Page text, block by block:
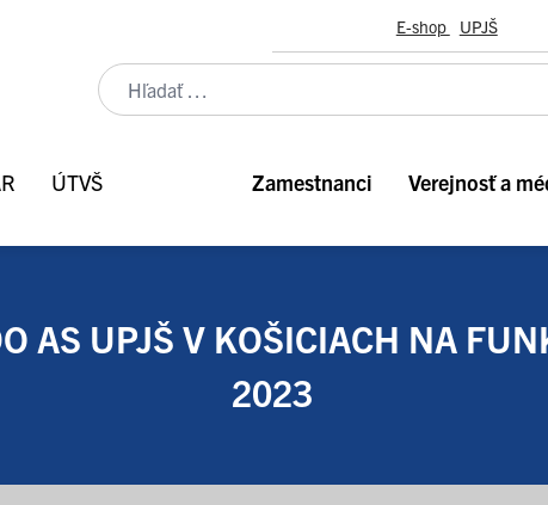
E-shop UPJŠ
ÚTVŠ Zamestnanci Verejnosť a
AS UPJŠ V KOŠICIACH NA
2023